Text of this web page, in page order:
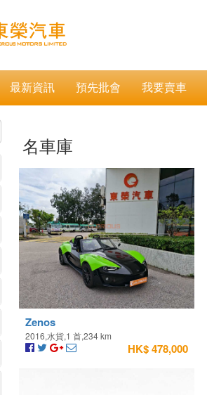
最新資訊 預先批會 我要賣車
名車庫
Zenos
2016,水貨,1 首,234 km
HK$ 478,000